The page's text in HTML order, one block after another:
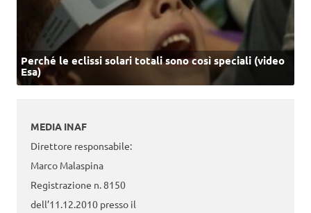
Perché le eclissi solari totali sono così speciali (video
Esa)
MEDIA INAF
Direttore responsabile:
Marco Malaspina
Registrazione n. 8150
dell’11.12.2010 presso il